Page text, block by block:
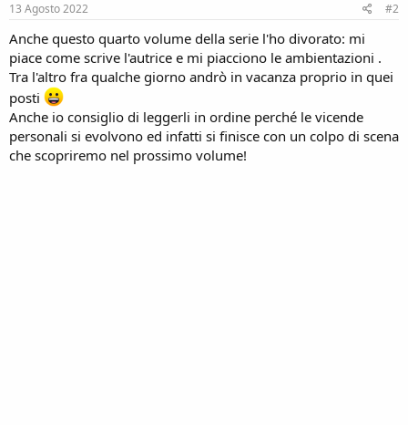
s
13 Agosto 2022 #2
Anche questo quarto volume della serie l'ho divorato: mi
piace come scrive l'autrice e mi piacciono le ambientazioni .
Tra l'altro fra qualche giorno andrò in vacanza proprio in quei
posti
Anche io consiglio di leggerli in ordine perché le vicende
personali si evolvono ed infatti si finisce con un colpo di scena
che scopriremo nel prossimo volume!